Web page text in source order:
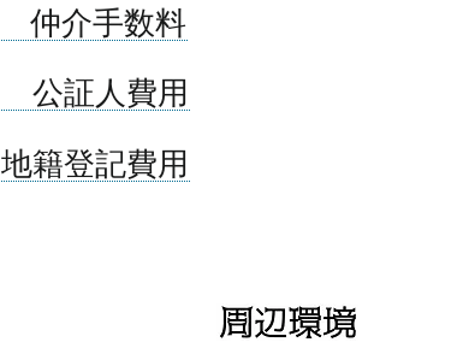
​仲介手数料
公証人費用
地籍登記費用